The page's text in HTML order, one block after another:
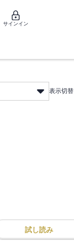
サインイン
表示切替
試し読み